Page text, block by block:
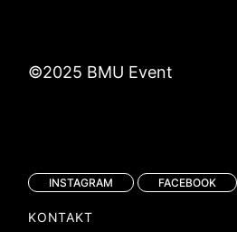
©2025 BMU Event
INSTAGRAM FACEBOOK
KONTAKT